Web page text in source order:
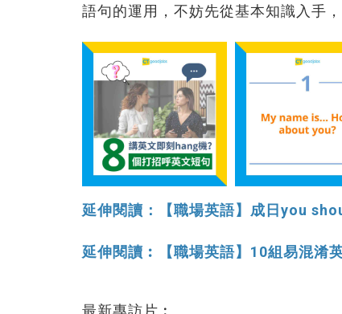
語句的運用，不妨先從基本知識入手
延伸閱讀：【職場英語】成日you
延伸閱讀︰【職場英語】10組易混淆
最新專訪片︰